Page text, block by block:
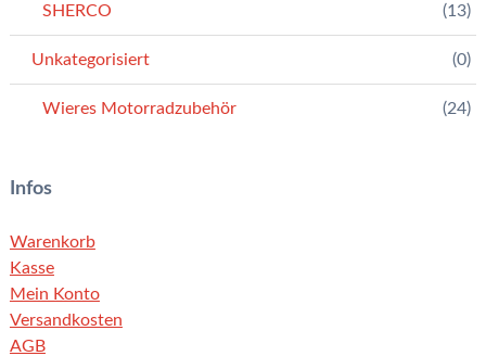
SHERCO (13)
Unkategorisiert (0)
Wieres Motorradzubehör (24)
Infos
Warenkorb
Kasse
Mein Konto
Versandkosten
AGB